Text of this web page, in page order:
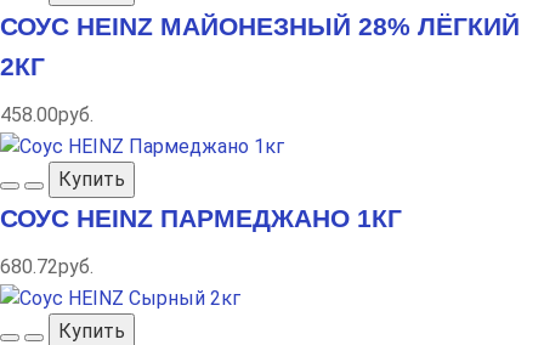
СОУС HEINZ МАЙОНЕЗНЫЙ 28% ЛЁГКИЙ
2КГ
458.00руб.
Купить
СОУС HEINZ ПАРМЕДЖАНО 1КГ
680.72руб.
Купить